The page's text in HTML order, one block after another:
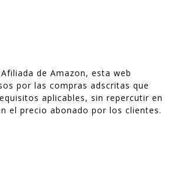
de Amazon, esta web
por las compras adscritas que
aplicables, sin repercutir en
el precio abonado por los clientes.